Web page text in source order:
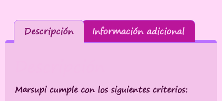
Descripción Información adicional
Marsupi cumple con los siguientes criterios: